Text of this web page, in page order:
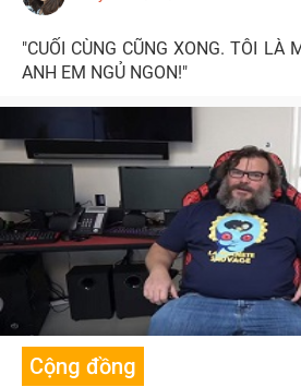
"CUỐI CÙNG CŨNG XONG. TÔI LÀ
ANH EM NGỦ NGON!"
Cộng đồng